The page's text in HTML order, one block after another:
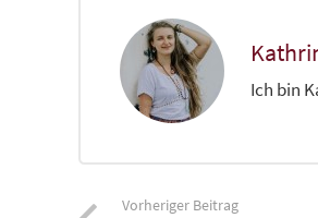
Ich bin
Vorheriger Beitrag